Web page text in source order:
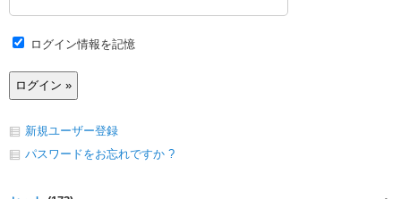
ログイン情報を記憶
新規ユーザー登録
パスワードをお忘れですか ?